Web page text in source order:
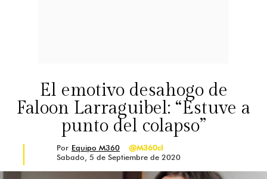
El emotivo desahogo de
Faloon Larraguibel: “Estuve a
punto del colapso”
Por Equipo M360
@M360cl
Sabado, 5 de Septiembre de 2020